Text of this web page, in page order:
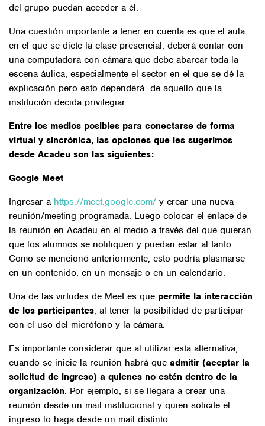
del grupo puedan acceder a él.
Una cuestión importante a tener en cuenta es que el aula
en el que se dicte la clase presencial, deberá contar con
una computadora con cámara que debe abarcar toda la
escena áulica, especialmente el sector en el que se dé la
explicación pero esto dependerá de aquello que la
institución decida privilegiar.
Entre los medios posibles para conectarse de forma
virtual y sincrónica, las opciones que les sugerimos
desde Acadeu son las siguientes:
Google Meet
Ingresar a https://meet.google.com/ y crear una nueva
reunión/meeting programada. Luego colocar el enlace de
la reunión en Acadeu en el medio a través del que quieran
que los alumnos se notifiquen y puedan estar al tanto.
Como se mencionó anteriormente, esto podría plasmarse
en un contenido, en un mensaje o en un calendario.
Una de las virtudes de Meet es que permite la interacción
de los participantes, al tener la posibilidad de participar
con el uso del micrófono y la cámara.
Es importante considerar que al utilizar esta alternativa,
cuando se inicie la reunión habrá que admitir (aceptar la
solicitud de ingreso) a quienes no estén dentro de la
organización. Por ejemplo, si se llegara a crear una
reunión desde un mail institucional y quien solicite el
ingreso lo haga desde un mail distinto.